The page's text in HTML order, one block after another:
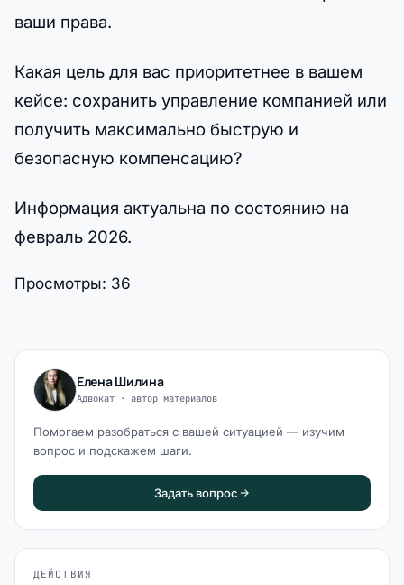
ваши права.
Какая цель для вас приоритетнее в вашем
кейсе: сохранить управление компанией или
получить максимально быструю и
безопасную компенсацию?
Информация актуальна по состоянию на
февраль 2026.
Просмотры: 36
Елена Шилина
Адвокат · автор материалов
Помогаем разобраться с вашей ситуацией — изучим
вопрос и подскажем шаги.
Задать вопрос
ДЕЙСТВИЯ